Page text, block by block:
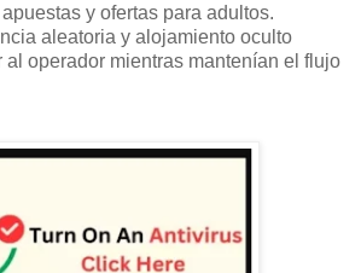
y ofertas para adultos.
aleatoria y alojamiento oculto
al operador mientras mantenían el flujo